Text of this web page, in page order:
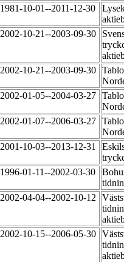
1981-10-01--2011-12-30
2002-10-21--2003-09-30
2002-10-21--2003-09-30
2002-01-05--2004-03-27
2002-01-07--2006-03-27
2001-10-03--2013-12-31
1996-01-11--2002-03-30
2002-04-04--2002-10-12
2002-10-15--2006-05-30